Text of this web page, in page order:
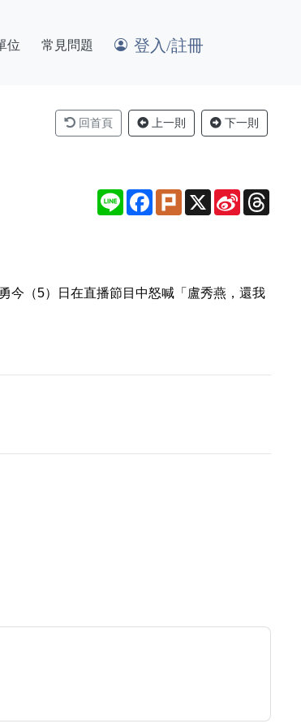
位 常見問題 登入/註冊
回首頁 上一則 下一則
Line Facebook
Plurk X
Sina
Weibo
今（5）日在直播節目中怒喊「盧秀燕，還我